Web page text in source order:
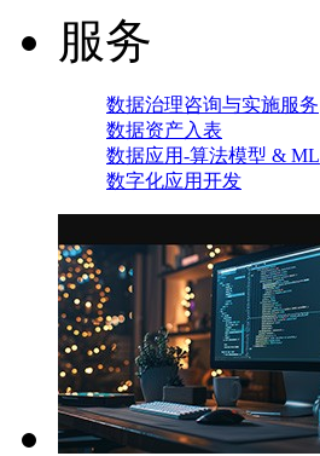
服务
数据治理咨询与实施服务
数据资产入表
数据应用-算法模型 & ML
数字化应用开发